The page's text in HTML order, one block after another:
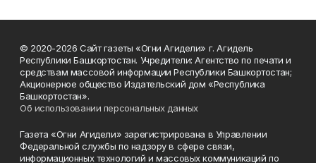
© 2020-2026 Сайт газеты «Огни Агидели» г. Агидель
Республики Башкортостан. Учредители: Агентство по печати и
средствам массовой информации Республики Башкортостан;
Акционерное общество Издательский дом «Республика
Башкортостан».
Об использовании персональных данных
Газета «Огни Агидели» зарегистрирована в Управлении
Федеральной службы по надзору в сфере связи,
информационных технологий и массовых коммуникаций по